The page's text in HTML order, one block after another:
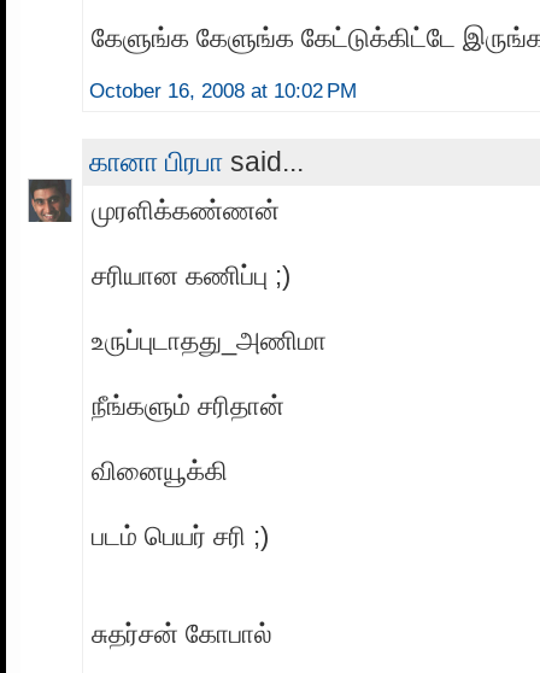
கேளுங்க கேளுங்க கேட்டுக்கிட்டே
October 16, 2008 at 10:02 PM
கானா பிரபா said...
முரளிக்கண்ணன்
சரியான கணிப்பு ;)
உருப்புடாதது_அணிமா
நீங்களும் சரிதான்
வினையூக்கி
படம் பெயர் சரி ;)
சுதர்சன் கோபால்